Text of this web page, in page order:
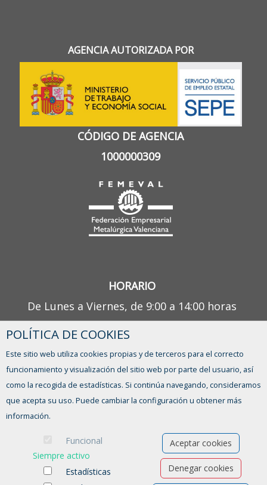
AGENCIA AUTORIZADA POR
CÓDIGO DE AGENCIA
1000000309
HORARIO
De Lunes a Viernes, de 9:00 a 14:00 horas
¿TIENES ALGUNA DUDA?
POLÍTICA DE COOKIES
Este sitio web utiliza cookies propias y de terceros para el correcto
funcionamiento y visualización del sitio web por parte del usuario, así
como la recogida de estadísticas. Si continúa navegando, consideramos
que acepta su uso. Puede cambiar la configuración u obtener más
información.
Funcional
Siempre activo
Estadísticas
Aceptar cookies
Denegar cookies